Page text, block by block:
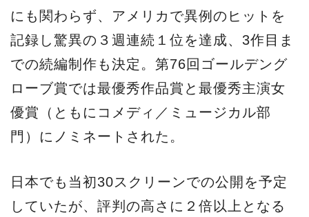
にも関わらず、アメリカで異例のヒットを
記録し驚異の３週連続１位を達成、3作目ま
での続編制作も決定。第76回ゴールデング
ローブ賞では最優秀作品賞と最優秀主演女
優賞（ともにコメディ／ミュージカル部
門）にノミネートされた。
日本でも当初30スクリーンでの公開を予定
していたが、評判の高さに２倍以上となる